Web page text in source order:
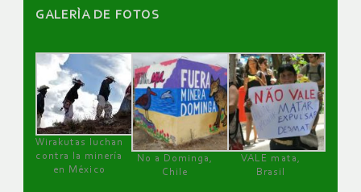
GALERÌA DE FOTOS
Wirakutas luchan
contra la minería
en México
No a Dominga,
Chile
VALE mata,
Brasil